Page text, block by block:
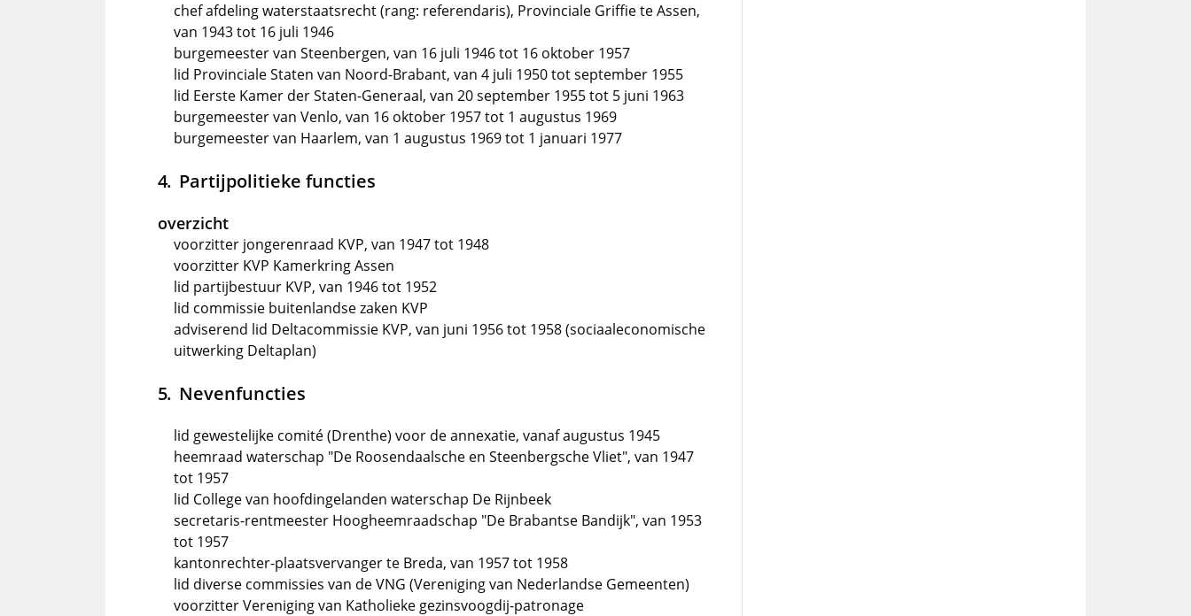
chef afdeling waterstaatsrecht (rang: referendaris), Provinciale Griffie te Assen,
van 1943 tot 16 juli 1946
burgemeester van Steenbergen, van 16 juli 1946 tot 16 oktober 1957
lid Provinciale Staten van Noord-Brabant, van 4 juli 1950 tot september 1955
lid Eerste Kamer der Staten-Generaal, van 20 september 1955 tot 5 juni 1963
burgemeester van Venlo, van 16 oktober 1957 tot 1 augustus 1969
burgemeester van Haarlem, van 1 augustus 1969 tot 1 januari 1977
Partijpolitieke functies
overzicht
voorzitter jongerenraad KVP, van 1947 tot 1948
voorzitter KVP Kamerkring Assen
lid partijbestuur KVP, van 1946 tot 1952
lid commissie buitenlandse zaken KVP
adviserend lid Deltacommissie KVP, van juni 1956 tot 1958 (sociaaleconomische
uitwerking Deltaplan)
Nevenfuncties
lid gewestelijke comité (Drenthe) voor de annexatie, vanaf augustus 1945
heemraad waterschap "De Roosendaalsche en Steenbergsche Vliet", van 1947
tot 1957
lid College van hoofdingelanden waterschap De Rijnbeek
secretaris-rentmeester Hoogheemraadschap "De Brabantse Bandijk", van 1953
tot 1957
kantonrechter-plaatsvervanger te Breda, van 1957 tot 1958
lid diverse commissies van de VNG (Vereniging van Nederlandse Gemeenten)
voorzitter Vereniging van Katholieke gezinsvoogdij-patronage